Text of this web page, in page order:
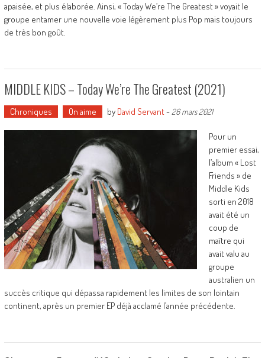
apaisée, et plus élaborée. Ainsi, « Today We’re The Greatest » voyait le
groupe entamer une nouvelle voie légèrement plus Pop mais toujours
de très bon goût.
MIDDLE KIDS – Today We’re The Greatest (2021)
Chroniques On aime by David Servant- 26 mars 2021
Pour un
premier essai,
l’album « Lost
Friends » de
Middle Kids
sorti en 2018
avait été un
coup de
maître qui
avait valu au
groupe
australien un
succès critique qui dépassa rapidement les limites de son lointain
continent, après un premier EP déjà acclamé l’année précédente.